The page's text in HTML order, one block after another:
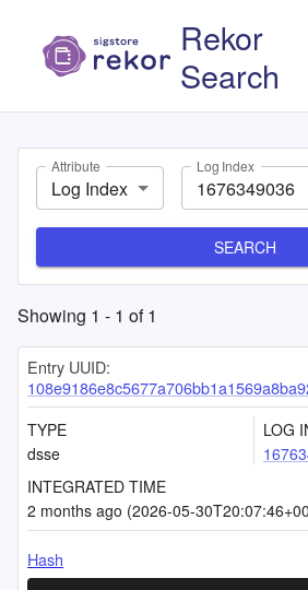
Rekor
Search
Attribute
Log Index
Log Index
SEARCH
Showing 1 - 1 of1
Entry UUID:
TYPE
dsse
LOG
INTEGRATED TIME
2 months ago (2026-05-
Hash